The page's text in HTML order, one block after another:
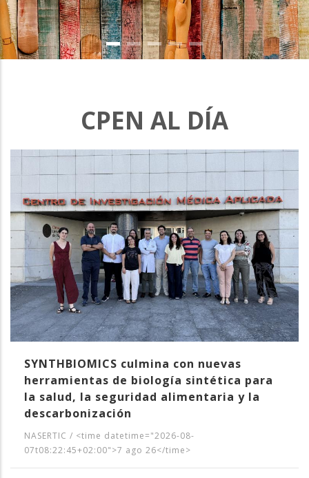
CPEN AL DÍA
SYNTHBIOMICS culmina con nuevas
herramientas de biología sintética para
la salud, la seguridad alimentaria y la
descarbonización
NASERTIC / <time datetime="2026-08-
07t08:22:45+02:00">7 ago 26</time>